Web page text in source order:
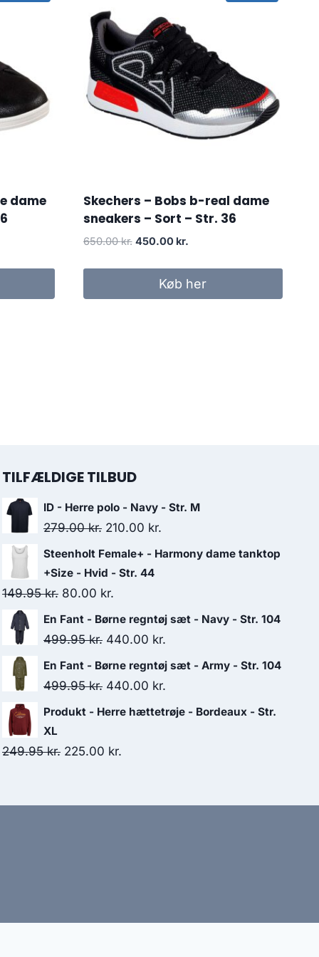
dame
Skechers – Bobs b-real dame
sneakers – Sort – Str. 36
650.00kr. Original
650.00 kr..
450.00 kr.Current
450.00 kr..
Køb her
TILFÆLDIGE TILBUD
ID - Herre polo - Navy - Str. M
279.00kr. Original
price
was:
279.00 kr..
210.00 kr.
price
Steenholt Female+ - Harmony dame tanktop
+Size - Hvid - Str. 44
149.95kr. Original
price
was:
80.00 kr.
price
is:
En Fant - Børne regntøj sæt - Navy - Str. 104
499.95kr. Original
price
was:
440.00 kr.
price
En Fant - Børne regntøj sæt - Army - Str. 104
499.95kr. Original
price
499.95 kr..
440.00 kr.
price
Produkt - Herre hættetrøje - Bordeaux - Str.
XL
249.95kr. Original
225.00 kr.